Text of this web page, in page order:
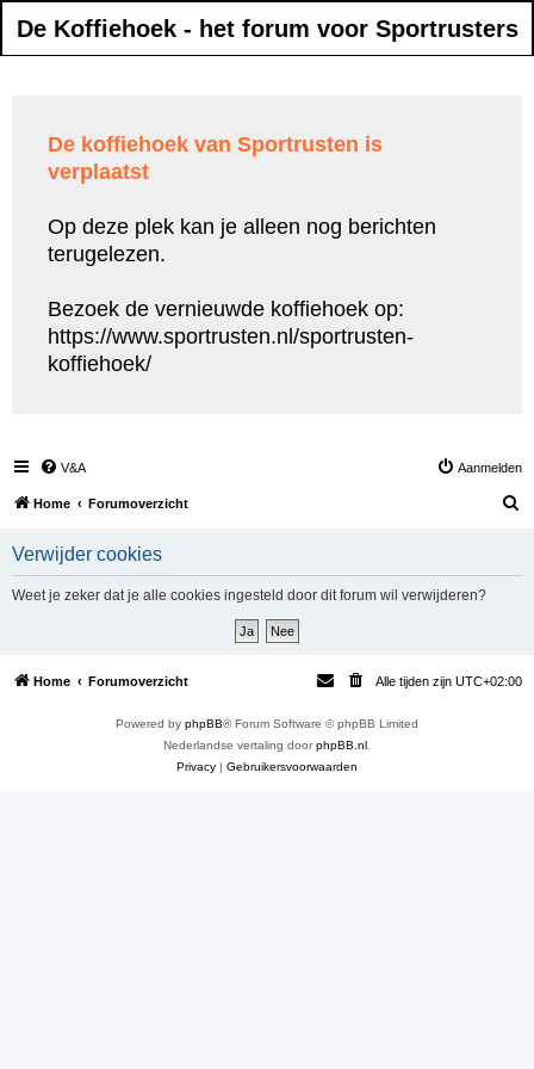
De Koffiehoek - het forum voor Sportrusters
De koffiehoek van Sportrusten is
verplaatst
Op deze plek kan je alleen nog berichten
terugelezen.
Bezoek de vernieuwde koffiehoek op:
https://www.sportrusten.nl/sportrusten-
koffiehoek/
V&A Aanmelden
Home Forumoverzicht
Verwijder cookies
Weet je zeker dat je alle cookies ingesteld door dit forum wil verwijderen?
Home Forumoverzicht Alle tijden zijn UTC+02:00
Powered by phpBB® Forum Software © phpBB Limited
Nederlandse vertaling doorphpBB.nl
Privacy | Gebruikersvoorwaarden